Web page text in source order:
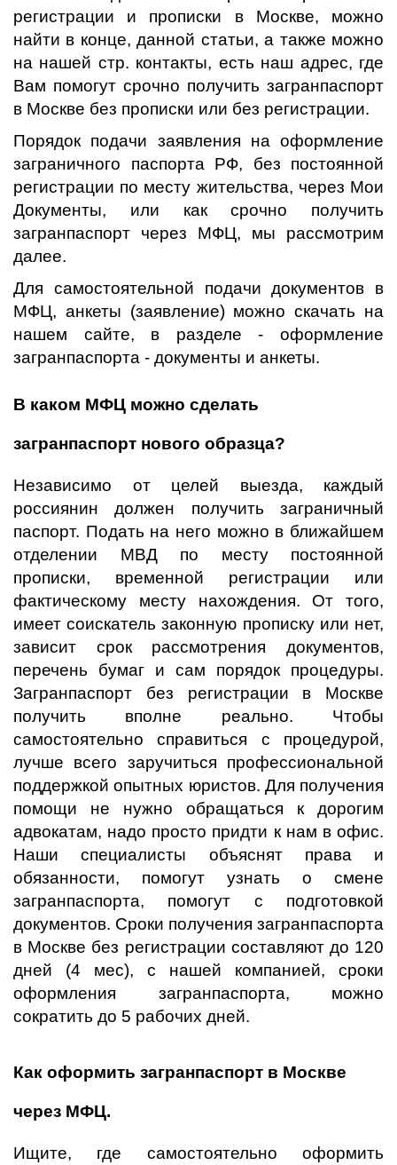
регистрации и прописки в Москве, можно
найти в конце, данной статьи, а также можно
на нашей стр. контакты, есть наш адрес, где
Вам помогут срочно получить загранпаспорт
в Москве без прописки или без регистрации.
Порядок подачи заявления на оформление
заграничного паспорта РФ, без постоянной
регистрации по месту жительства, через Мои
Документы, или как срочно получить
загранпаспорт через МФЦ, мы рассмотрим
далее.
Для самостоятельной подачи документов в
МФЦ, анкеты (заявление) можно скачать на
нашем сайте, в разделе - оформление
загранпаспорта - документы и анкеты.
В каком МФЦ можно сделать
загранпаспорт нового образца?
Независимо от целей выезда, каждый
россиянин должен получить заграничный
паспорт. Подать на него можно в ближайшем
отделении МВД по месту постоянной
прописки, временной регистрации или
фактическому месту нахождения. От того,
имеет соискатель законную прописку или нет,
зависит срок рассмотрения документов,
перечень бумаг и сам порядок процедуры.
Загранпаспорт без регистрации в Москве
получить вполне реально. Чтобы
самостоятельно справиться с процедурой,
лучше всего заручиться профессиональной
поддержкой опытных юристов. Для получения
помощи не нужно обращаться к дорогим
адвокатам, надо просто придти к нам в офис.
Наши специалисты объяснят права и
обязанности, помогут узнать о смене
загранпаспорта, помогут с подготовкой
документов. Сроки получения загранпаспорта
в Москве без регистрации составляют до 120
дней (4 мес), с нашей компанией, сроки
оформления загранпаспорта, можно
сократить до 5 рабочих дней.
Как оформить загранпаспорт в Москве
через МФЦ.
Ищите, где самостоятельно оформить